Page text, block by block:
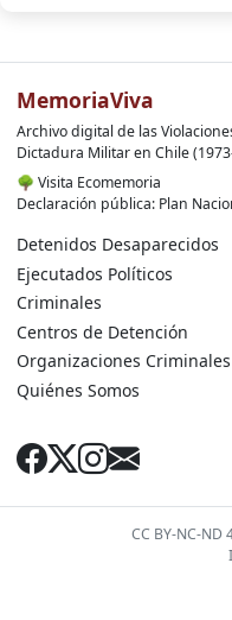
MemoriaViva
Archivo digital de las
Dictadura Militar en Chile
🌳 Visita Ecomemoria
Declaración pública: Plan
Detenidos Desaparecidos
Ejecutados Políticos
Criminales
Centros de Detención
Organizaciones Criminales
Quiénes Somos
CC BY-NC-ND